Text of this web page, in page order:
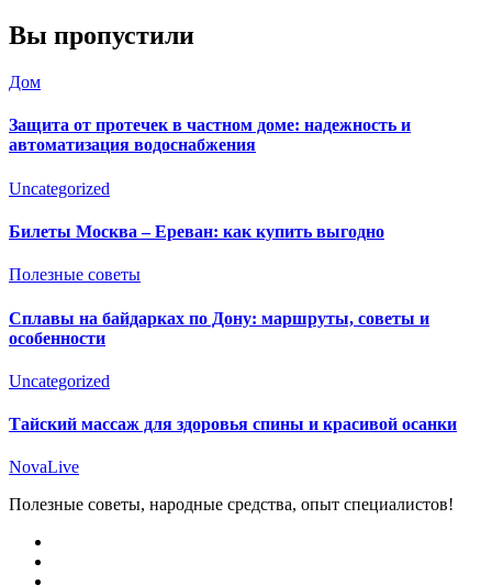
Вы пропустили
Дом
Защита от протечек в частном доме: надежность и
автоматизация водоснабжения
Uncategorized
Билеты Москва – Ереван: как купить выгодно
Полезные советы
Сплавы на байдарках по Дону: маршруты, советы и
особенности
Uncategorized
Тайский массаж для здоровья спины и красивой осанки
NovaLive
Полезные советы, народные средства, опыт специалистов!